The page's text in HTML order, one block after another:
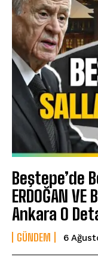
Beştepe’de
ERDOĞAN VE
Ankara O
GÜNDEM 6